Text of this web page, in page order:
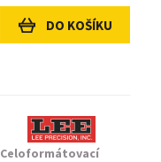
DO KOŠÍKU
Celoformátovací